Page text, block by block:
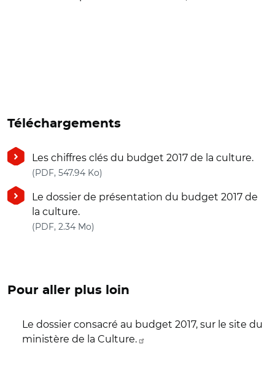
Téléchargements
Les chiffres clés du budget 2017 de la culture.
(PDF, 547.94 Ko)
Le dossier de présentation du budget 2017 de
la culture.
(PDF, 2.34 Mo)
Pour aller plus loin
Le dossier consacré au budget 2017, sur le site du
ministère de la Culture.